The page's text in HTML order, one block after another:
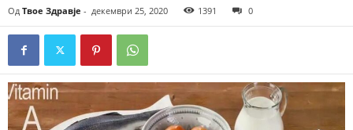
Од Твое Здравје - декември 25, 2020 1391 0